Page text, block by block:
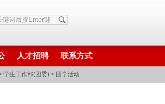
人才招聘 联系方式
学生工作部(团委) > 团学活动